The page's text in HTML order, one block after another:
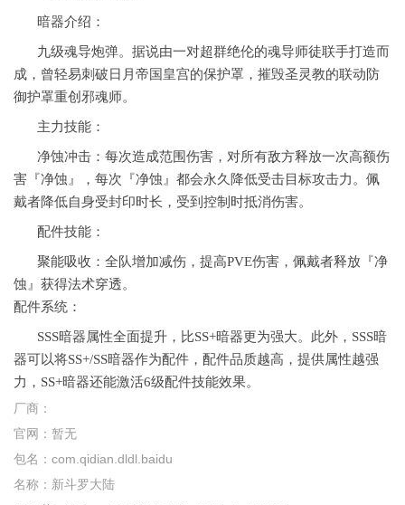
暗器介绍：
九级魂导炮弹。据说由一对超群绝伦的魂导师徒联手打造而
成，曾轻易刺破日月帝国皇宫的保护罩，摧毁圣灵教的联动防
御护罩重创邪魂师。
主力技能：
净蚀冲击：每次造成范围伤害，对所有敌方释放一次高额伤
害『净蚀』，每次『净蚀』都会永久降低受击目标攻击力。佩
戴者降低自身受封印时长，受到控制时抵消伤害。
配件技能：
聚能吸收：全队增加减伤，提高PVE伤害，佩戴者释放『净
蚀』获得法术穿透。
配件系统：
SSS暗器属性全面提升，比SS+暗器更为强大。此外，SSS暗
器可以将SS+/SS暗器作为配件，配件品质越高，提供属性越强
力，SS+暗器还能激活6级配件技能效果。
厂商：
官网： 暂无
包名： com.qidian.dldl.baidu
名称： 新斗罗大陆